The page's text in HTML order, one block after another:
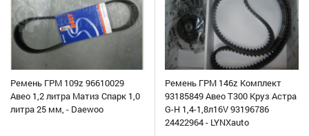
Ремень ГРМ 109z 96610029
Авео 1,2 литра Матиз Спарк 1,0
литра 25 мм, - Daewoo
Ремень ГРМ 146z Комплект
93185849 Авео Т300 Круз Астра
G-H 1,4-1,8л16V 93196786
24422964 - LYNXauto